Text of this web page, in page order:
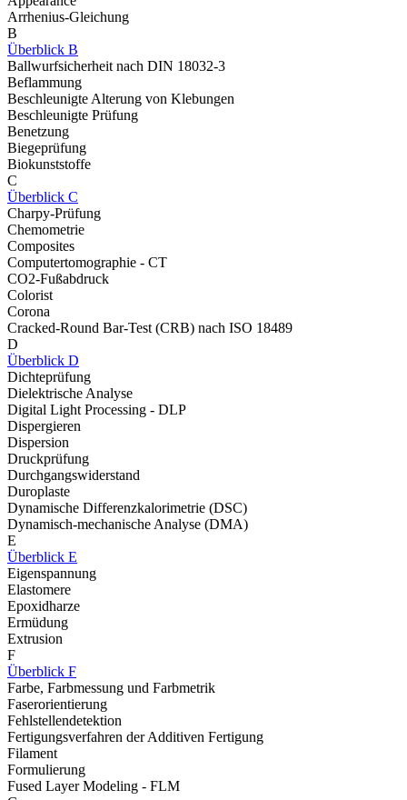
Arrhenius-Gleichung
B
Überblick B
Ballwurfsicherheit nach DIN 18032-3
Beflammung
Beschleunigte Alterung von Klebungen
Beschleunigte Prüfung
Benetzung
Biegeprüfung
Biokunststoffe
C
Überblick C
Charpy-Prüfung
Chemometrie
Composites
Computertomographie - CT
CO2-Fußabdruck
Colorist
Corona
Cracked-Round Bar-Test (CRB) nach ISO 18489
D
Überblick D
Dichteprüfung
Dielektrische Analyse
Digital Light Processing - DLP
Dispergieren
Dispersion
Druckprüfung
Durchgangswiderstand
Duroplaste
Dynamische Differenzkalorimetrie (DSC)
Dynamisch-mechanische Analyse (DMA)
E
Überblick E
Eigenspannung
Elastomere
Epoxidharze
Ermüdung
Extrusion
F
Überblick F
Farbe, Farbmessung und Farbmetrik
Faserorientierung
Fehlstellendetektion
Fertigungsverfahren der Additiven Fertigung
Filament
Formulierung
Fused Layer Modeling - FLM